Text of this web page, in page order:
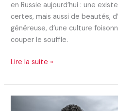
en Russie aujourd’hui : une
certes, mais aussi de beautés,
généreuse, d’une culture
couper le souffle.
Lire la suite »